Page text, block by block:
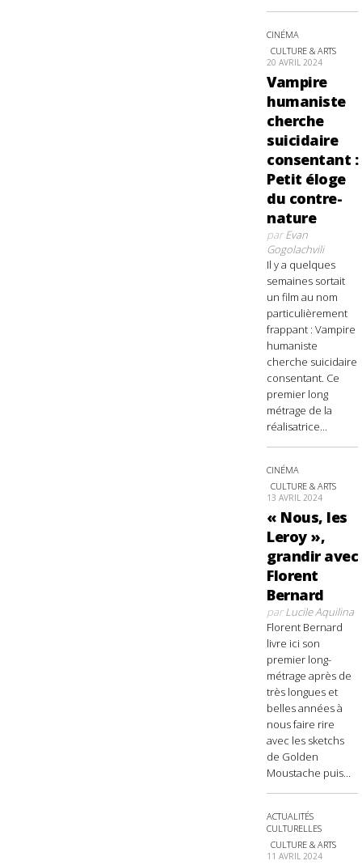
CINÉMA
CULTURE & ARTS
20 AVRIL 2024
Vampire
humaniste
cherche
suicidaire
consentant :
Petit éloge
du contre-
nature
parEvan
Gogolachvili
Il y a quelques
semaines sortait
un film au nom
particulièrement
frappant : Vampire
humaniste
cherche suicidaire
consentant. Ce
premier long
métrage de la
réalisatrice...
CINÉMA
CULTURE & ARTS
13 AVRIL 2024
« Nous, les
Leroy »,
grandir avec
Florent
Bernard
parLucile Aquilina
Florent Bernard
livre ici son
premier long-
métrage après de
très longues et
belles années à
nous faire rire
avec les sketchs
de Golden
Moustache puis...
ACTUALITÉS
CULTURELLES
CULTURE & ARTS
11 AVRIL 2024